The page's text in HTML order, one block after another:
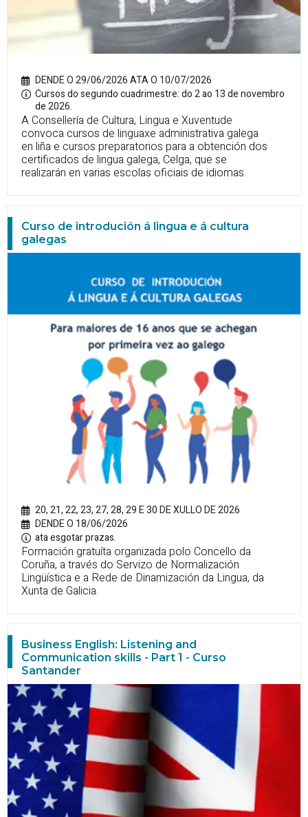
DENDE O 29/06/2026 ATA O 10/07/2026
Cursos do segundo cuadrimestre: do 2 ao 13 de novembro
de 2026.
A Consellería de Cultura, Lingua e Xuventude
convoca cursos de linguaxe administrativa galega
en liña e cursos preparatorios para a obtención dos
certificados de lingua galega, Celga, que se
realizarán en varias escolas oficiais de idiomas.
Curso de introdución á lingua e á cultura
galegas
20, 21, 22, 23, 27, 28, 29 E 30 DE XULLO DE 2026
DENDE O 18/06/2026
ata esgotar prazas.
Formación gratuíta organizada polo Concello da
Coruña, a través do Servizo de Normalización
Lingüística e a Rede de Dinamización da Lingua, da
Xunta de Galicia.
Business English: Listening and
Communication skills - Part 1 - Curso
Santander